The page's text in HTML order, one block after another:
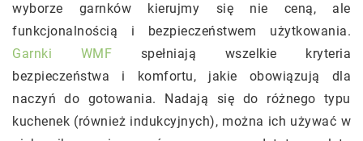
wyborze garnków kierujmy się nie ceną, ale
funkcjonalnością i bezpieczeństwem użytkowania.
Garnki WMF spełniają wszelkie kryteria
bezpieczeństwa i komfortu, jakie obowiązują dla
naczyń do gotowania. Nadają się do różnego typu
kuchenek (również indukcyjnych), można ich używać w